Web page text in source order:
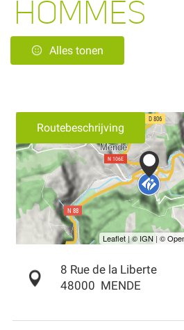
HOMMES
Alles tonen
Routebeschrijving
8 Rue de la Liberte
48000 MENDE